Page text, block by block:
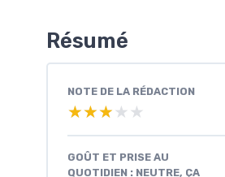
Résumé
NOTE DE LA RÉDACTION
★★★★★
★★★★★
GOÛT ET PRISE AU
QUOTIDIEN : NEUTRE, ÇA